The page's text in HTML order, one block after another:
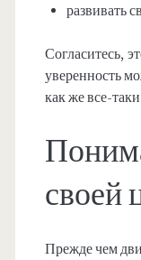
развивать
Согласитесь,
уверенность
как же все-
своей
Прежде чем